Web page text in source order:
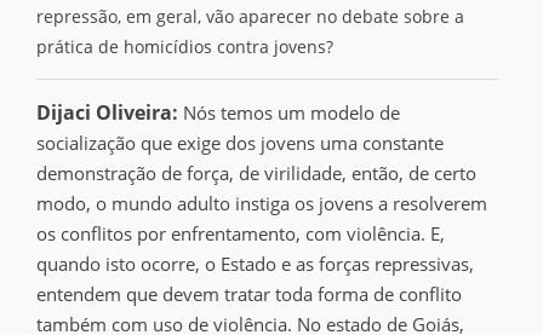
repressão, em geral, vão aparecer no debate sobre a
prática de homicídios contra jovens?
Dijaci Oliveira: Nós temos um modelo de
socialização que exige dos jovens uma constante
demonstração de força, de virilidade, então, de certo
modo, o mundo adulto instiga os jovens a resolverem
os conflitos por enfrentamento, com violência. E,
quando isto ocorre, o Estado e as forças repressivas,
entendem que devem tratar toda forma de conflito
também com uso de violência. No estado de Goiás,